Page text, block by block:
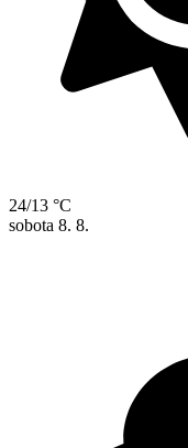
24/13 °C
sobota 8. 8.